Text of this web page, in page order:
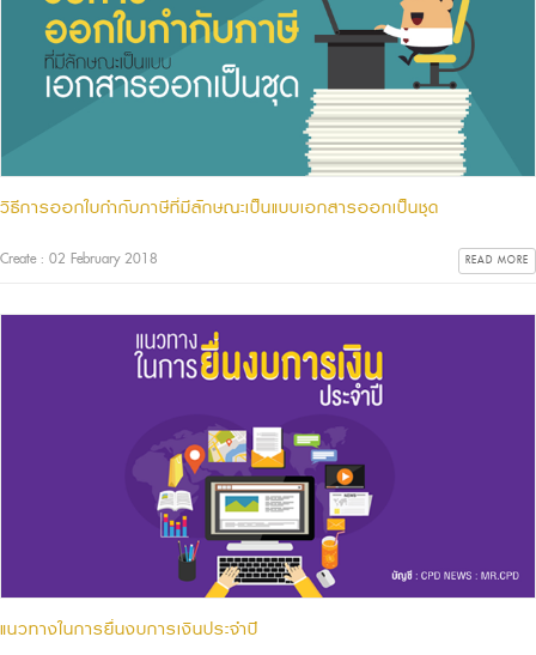
วิธีการออกใบกำกับภาษีที่มีลักษณะเป็นแบบเอกสารออกเป็นชุด
Create : 02 February 2018 READ MORE
แนวทางในการยื่นงบการเงินประจำปี